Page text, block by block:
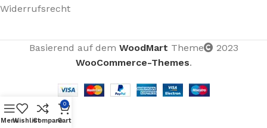
Widerrufsrecht
Basierend auf dem WoodMart Theme
2023
WooCommerce-Themes.
MenuWishlistCompare
0
Cart